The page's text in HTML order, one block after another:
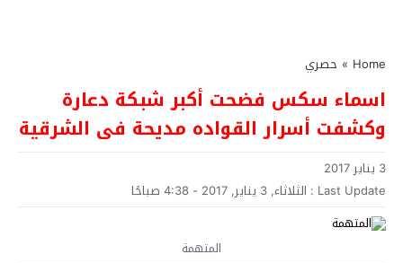
Home
» حصري
اسماء سكس فضحت أكبر شبكة دعارة
وكشفت أسرار القواده مديحة فى الشرقية
3 يناير 2017
Last Update : الثلاثاء, 3 يناير, 2017 - 4:38 صباحًا
المتهمة